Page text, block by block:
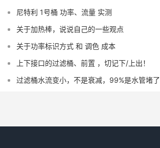
尼特利 1号桶 功率、流量 实测
关于加热棒，说说自己的一些观点
关于功率标识方式 和 调色 成本
上下接口的过滤桶、前置 ，切记下/上出！
过滤桶水流变小，不是衰减，99%是水管堵了